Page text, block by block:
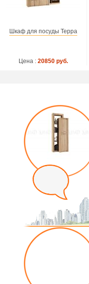
Шкаф для посуды Терра
Цена : 20850 руб.